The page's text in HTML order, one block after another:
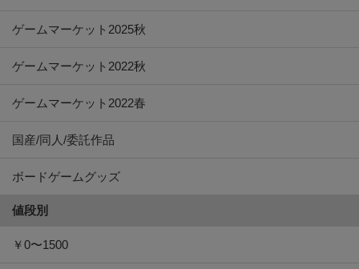
ゲームマーケット2025秋
ゲームマーケット2022秋
ゲームマーケット2022春
国産/同人/委託作品
ボードゲームグッズ
値段別
￥0〜1500